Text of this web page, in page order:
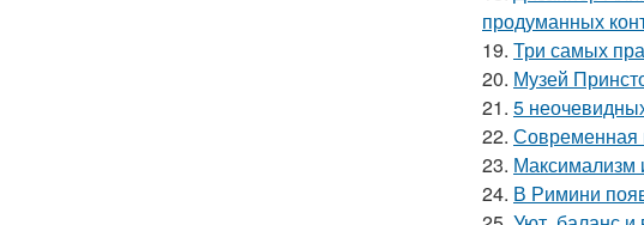
продуманных
19. Три самых
20. Музей
21. 5
22. Современная
23. Максимализм
24. В Римини